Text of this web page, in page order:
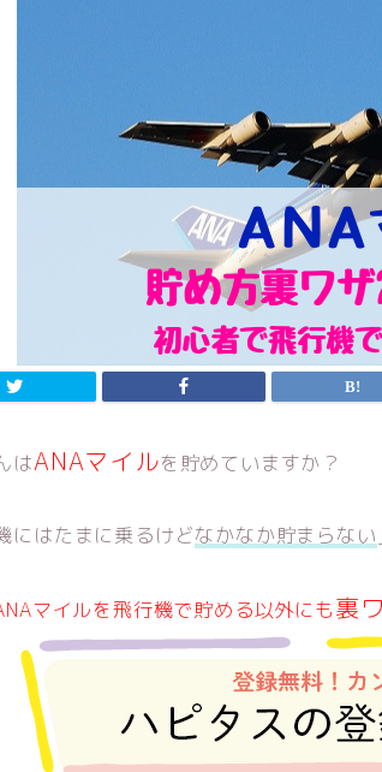
はANAマイルを貯めていますか？
にはたまに乗るけどなかなか貯まらない
マイルを飛行機で貯める以外にも裏